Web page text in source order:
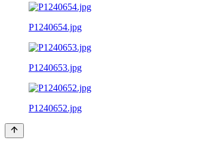
P1240654.jpg
P1240653.jpg
P1240652.jpg